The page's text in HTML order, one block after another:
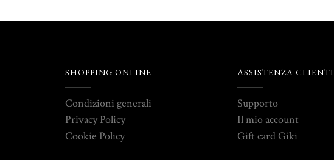
SHOPPING ONLINE
Condizioni generali
Privacy Policy
Cookie Policy
ASSISTENZA CLIENTI
Supporto
Il mio account
Gift card Giki